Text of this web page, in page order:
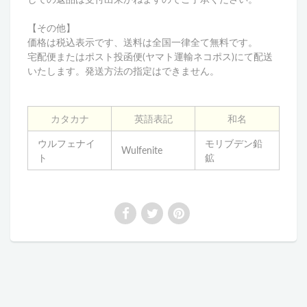
【その他】
価格は税込表示です、送料は全国一律全て無料です。
宅配便またはポスト投函便(ヤマト運輸ネコポス)にて配送
いたします。発送方法の指定はできません。
カタカナ 英語表記 和名
ウルフェナイ
ト
Wulfenite
モリブデン鉛
鉱